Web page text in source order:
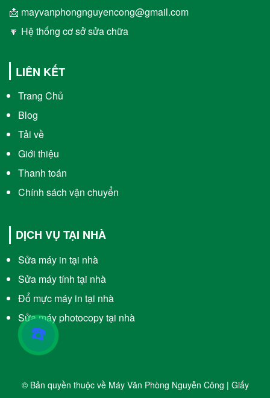
📩 mayvanphongnguyencong@gmail.com
🔽 Hệ thống cơ sở sửa chữa
LIÊN KẾT
Trang Chủ
Blog
Tải về
Giới thiệu
Thanh toán
Chính sách vận chuyển
DỊCH VỤ TẠI NHÀ
Sửa máy in tại nhà
Sửa máy tính tại nhà
Đổ mực máy in tại nhà
Sửa máy photocopy tại nhà
© Bản quyền thuộc về Máy Văn Phòng Nguyễn Công | Giấy
☎️